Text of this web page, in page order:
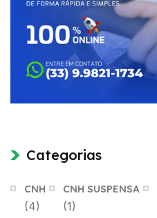
Categorias
CNH
(4)
CNH SUSPENSA
(1)